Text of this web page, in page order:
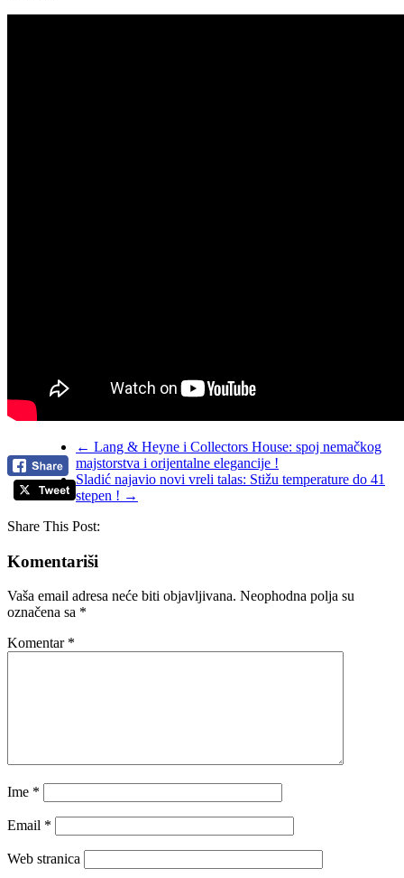
← Lang & Heyne i Collectors House: spoj nemačkog
majstorstva i orijentalne elegancije !
Sladić najavio novi vreli talas: Stižu temperature do 41
stepen ! →
Share This Post:
Komentariši
Vaša email adresa neće biti objavljivana. Neophodna polja su
označena sa *
Komentar *
Ime *
Email *
Web stranica